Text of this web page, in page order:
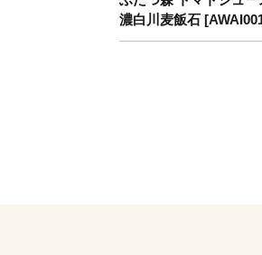
濃白川麦飯石